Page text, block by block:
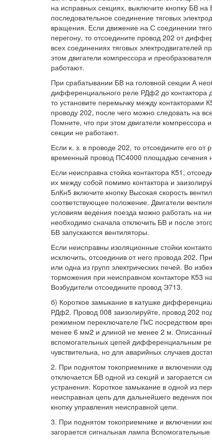
на исправных секциях, выключите кнопку БВ на
последовательное соединение тяговых
вращения. Если движение на С соединении
перегону, то отсоедините провод 202 от
всех соединениях тяговых электродвигателей
этом двигатели компрессора и
работают.
При срабатывании БВ на головной секции А
дифференциального реле РДф2 до контактора
то установите перемычку между контакторами
проводу 202, после чего можно следовать на
Помните, что при этом двигатели компрессора
секции не работают.
Если к. з. в проводе 202, то отсоедините его
временный провод ПС4000 площадью
Если неисправна стойка контактора К51,
их между собой помимо контактора и
БлКн5 включите кнопку Высокая скорость
соответствующее положение. Двигатели
условиям ведения поезда можно работать на
необходимо сначала отключить БВ и после
БВ запускаются вентиляторы.
Если неисправны изоляционные стойки
исключить, отсоединив от него провода 202.
или одна из групп электрических печей. Во
торможения при неисправном контакторе К53
Возбудители отсоедините провод Э713.
б) Короткое замыкание в катушке
РДф2. Провод 008 заизолируйте, провод 202
режимном переключателе ПкС посредством
менее 6 мм2 и длиной не менее 2 м.
вспомогательных цепей дифференциальным
чувствительна, но для аварийных случаев
2. При поднятом токоприемнике и включении
отключается БВ одной из секций и
устранения. Короткое замыкание в одной из
неисправная цепь для дальнейшего ведения
кнопку управления неисправной цепи.
3. При поднятом токоприемнике и включении
загорается сигнальная лампа